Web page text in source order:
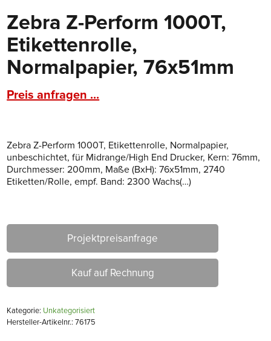
Zebra Z-Perform 1000T,
Etikettenrolle,
Normalpapier, 76x51mm
Preis anfragen ...
Zebra Z-Perform 1000T, Etikettenrolle, Normalpapier,
unbeschichtet, für Midrange/High End Drucker, Kern: 76mm,
Durchmesser: 200mm, Maße (BxH): 76x51mm, 2740
Etiketten/Rolle, empf. Band: 2300 Wachs(…)
Projektpreisanfrage
Kauf auf Rechnung
Kategorie: Unkategorisiert
Hersteller-Artikelnr.: 76175